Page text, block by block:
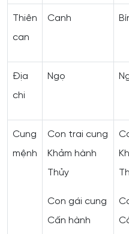
Thiên
can
Canh
Địa
chi
Ngọ
Cung
mệnh
Con trai cung
Khảm hành
Thủy
Con gái cung
Cấn hành